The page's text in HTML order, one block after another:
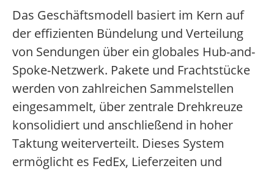
Das Geschäftsmodell basiert im Kern auf
der effizienten Bündelung und Verteilung
von Sendungen über ein globales Hub-and-
Spoke-Netzwerk. Pakete und Frachtstücke
werden von zahlreichen Sammelstellen
eingesammelt, über zentrale Drehkreuze
konsolidiert und anschließend in hoher
Taktung weiterverteilt. Dieses System
ermöglicht es FedEx, Lieferzeiten und